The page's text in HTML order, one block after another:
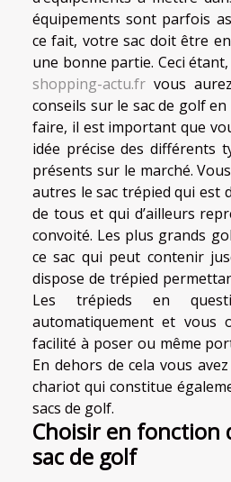
équipements sont parfois
ce fait, votre sac doit être
une bonne partie. Ceci
shopping-actu.fr vous
conseils sur le sac de golf en
faire, il est important que
idée précise des différents
présents sur le marché.
autres le sac trépied qui est
de tous et qui d’ailleurs
convoité. Les plus grands
ce sac qui peut contenir
dispose de trépied
Les trépieds en
automatiquement et vous
facilité à poser ou même
En dehors de cela vous
chariot qui constitue
sacs de golf.
Choisir en fonction
sac de golf